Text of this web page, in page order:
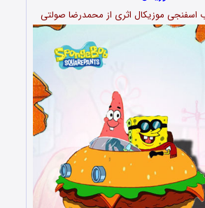
اسفنجی موزیکال اثری از محمدرضا صولتی